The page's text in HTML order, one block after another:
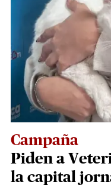
Campaña
Piden a
la capital